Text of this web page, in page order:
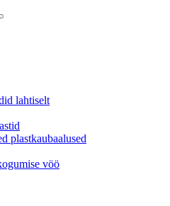
lahtiselt
plastkaubaalused
vöö